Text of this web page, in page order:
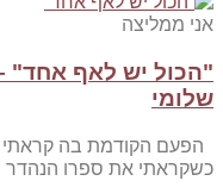
אני ממליצה
"הכול יש לאף אחד"
שלומי
הפעם הקודמת בה
כשקראתי את ספרו הנהדר